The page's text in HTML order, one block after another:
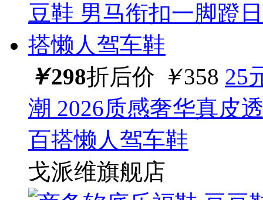
￥298折后价 ￥358 25
潮 2026质感奢华真皮
百搭懒人驾车鞋
戈派维旗舰店